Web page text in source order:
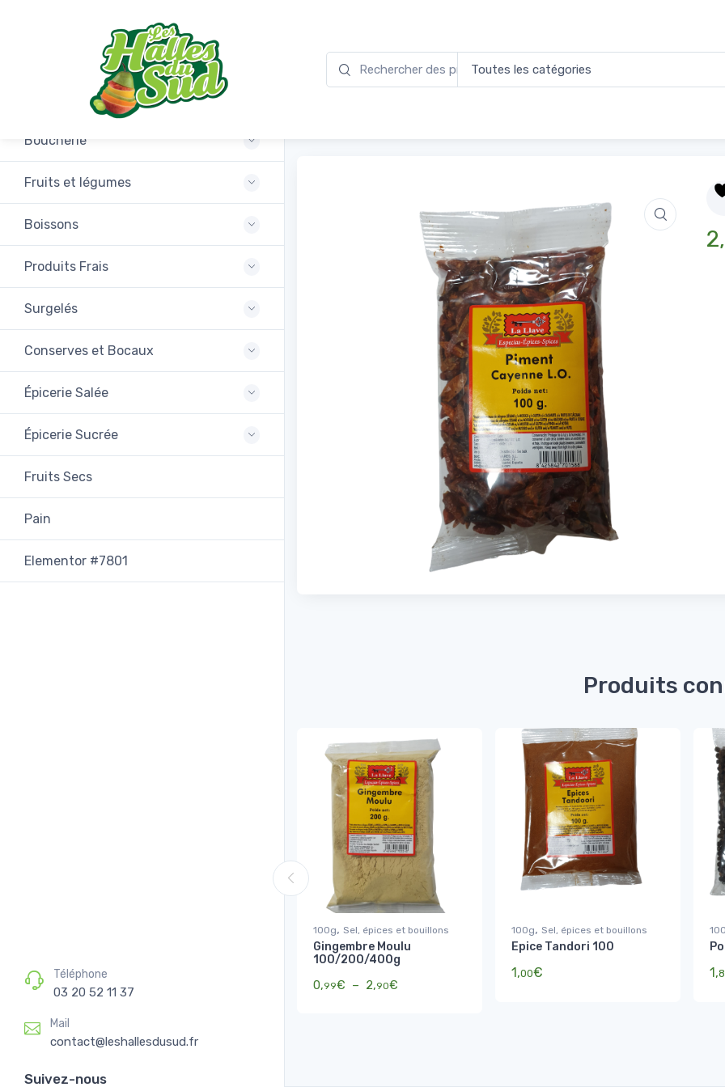
Promotions
Boucherie
Fruits et légumes
Boissons
Produits Frais
Surgelés
Conserves et Bocaux
Épicerie Salée
Épicerie Sucrée
Fruits Secs
Pain
Elementor #7801
Téléphone
03 20 52 11 37
Mail
contact@leshallesdusud.fr
Suivez-nous
2,
Produits
100g, Sel, épices et bouillons
Gingembre Moulu
100/200/400g
0,99€ – 2,90€
100g, Sel, épices et bouillons
Epice Tandori 100
1,00€ 1,